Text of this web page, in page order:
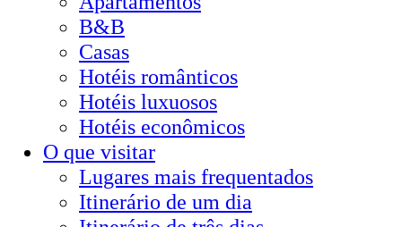
B&B
Casas
Hotéis românticos
Hotéis luxuosos
Hotéis econômicos
O que visitar
Lugares mais frequentados
Itinerário de um dia